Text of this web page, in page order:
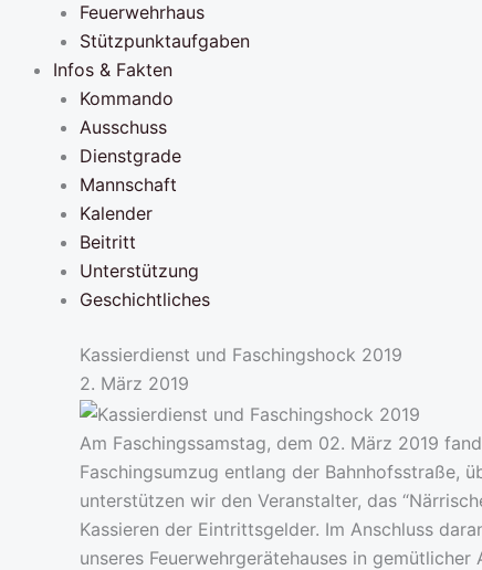
Feuerwehrhaus
Stützpunktaufgaben
Infos & Fakten
Kommando
Ausschuss
Dienstgrade
Mannschaft
Kalender
Beitritt
Unterstützung
Geschichtliches
Kassierdienst und Faschingshock 2019
2. März 2019
Am Faschingssamstag, dem 02. März 2019
Faschingsumzug entlang der Bahnhofsstraße,
unterstützen wir den Veranstalter, das
Kassieren der Eintrittsgelder. Im Anschluss
unseres Feuerwehrgerätehauses in gemütlicher